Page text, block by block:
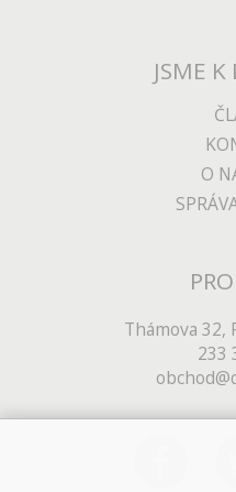
JSME K
O
Thámova 32,
233